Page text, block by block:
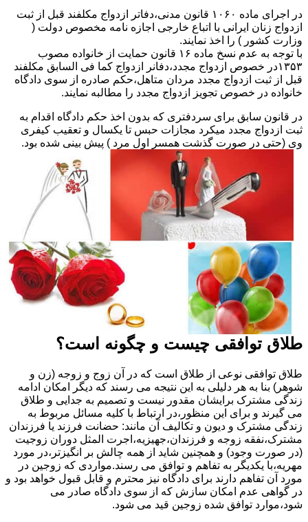
در اجرای ماده ۱۰۶۰ قانون مدنی،دفاتر ازدواج مکلفند قبل از ثبت
ازدواج زنان ایرانی با اتباع خارجی اجازه نامه مخصوص دولت (
وزارت کشور ) را اخذ نمایند.
با توجه به عدم نسخ ماده ۱۶ قانون حمایت از خانواده مصوب
۱۳۵۳در خصوص ازدواج مجدد،دفانر ازدواج کما فی السابق مکلفند
قبل از ثبت ازدواج مجدد مردان متاهل،حکم صادره از سوی دادگاه
خانواده در خصوص تجویز ازدواج مجدد را مطالبه نمایند.
در قانون سابق برای سردفتری که بدون اخذ حکم دادگاه اقدام به
ثبت ازدواج مجدد میکرد مجازات حبس تا یکسال و تعقیب کیفری
وی (حتی در صورت گذشت همسر اول مرد ) پیش بینی شده بود.
طلاق توافقی چیست و چگونه است؟
طلاق توافقی نوعی از طلاق است که در آن زوج و زوجه (زن و
شوهر) بنا به هر دلیلی به این نتیجه می رسند که دیگر امکان ادامه
زندگی مشترک برایشان مقدور نیست و تصمیم به جدایی و طلاق
می گیرند و برای این منظور،در ارتباط با کلیه مسائل مربوط به
زندگی مشترک و دیون و تکالیف آن مانند: حضانت فرزند یا فرزندان
مشترک،نفقه زوجه و فرزندان،جهیزیه،اجرت المثل دوران زوجیت
(در صورت وجود) و همچنین شاید از همه چالش بر انگیزتر،در مورد
مهریه،با یکدیگر به تفاهم و توافق می رسند.مواردی که زوجین در
مورد آن تفاهم دارند برای دادگاه نیز محترم و قابل قبول خواهد بود و
در گواهی عدم امکان سازش که از سوی دادگاه صادر می
شود،موارد توافق شده زوجین قید می شود.